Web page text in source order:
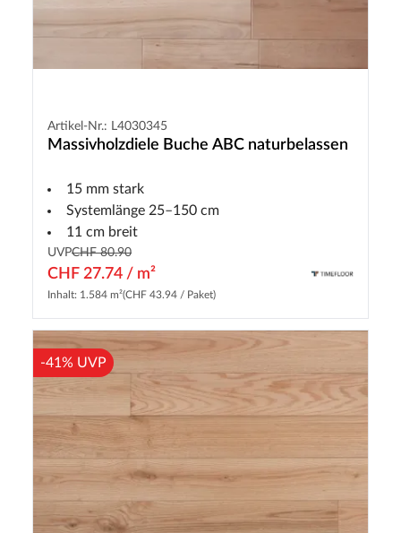
Artikel-Nr.: L4030345
Massivholzdiele Buche ABC naturbelassen
15 mm stark
Systemlänge 25–150 cm
11 cm breit
UVPCHF 80.90
CHF 27.74 / m²
Inhalt: 1.584 m²(CHF 43.94 / Paket)
-41% UVP